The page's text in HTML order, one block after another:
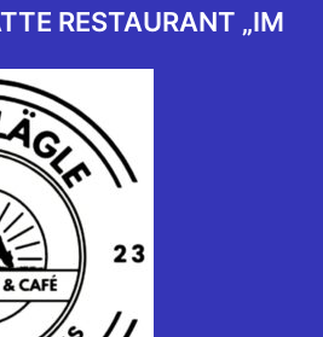
RESTAURANT „IM